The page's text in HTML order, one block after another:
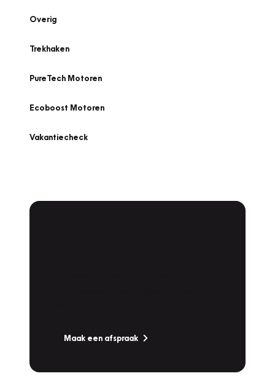
Overig
Trekhaken
PureTech Motoren
Ecoboost Motoren
Vakantiecheck
Maak een afspraak